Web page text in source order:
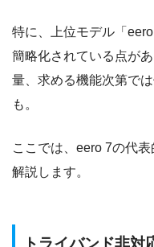
特に、上位モデル「
簡略化されている点が
量、求める機能次第で
も。
ここでは、eero 7の代
解説します。
トライバンド非